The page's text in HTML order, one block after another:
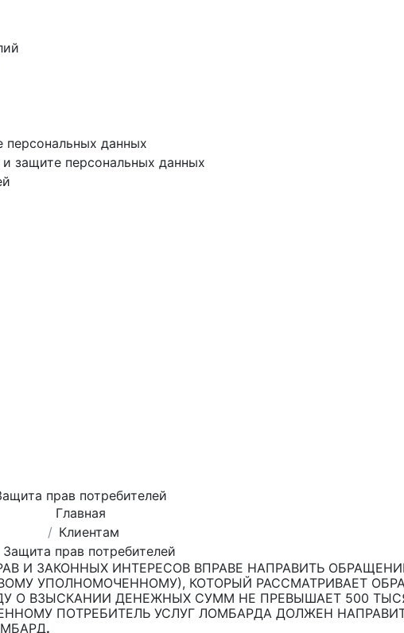
персональных данных
защите персональных данных
прав потребителей
Главная
Клиентам
Защита прав потребителей
И ЗАКОННЫХ ИНТЕРЕСОВ ВПРАВЕ НАПРАВИТЬ
УПОЛНОМОЧЕННОМУ), КОТОРЫЙ РАССМАТРИВАЕТ
О ВЗЫСКАНИИ ДЕНЕЖНЫХ СУММ НЕ ПРЕВЫШАЕТ 500
ПОТРЕБИТЕЛЬ УСЛУГ ЛОМБАРДА ДОЛЖЕН
.